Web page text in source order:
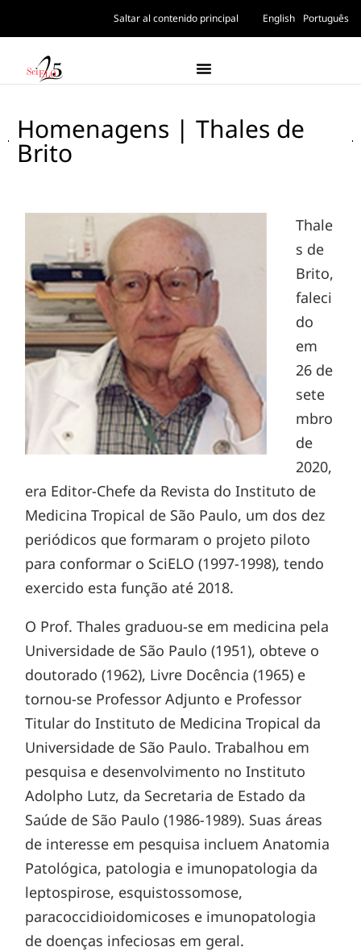
Saltar al contenido principal English Português
Homenagens | Thales de
Brito
Thale
s de
Brito,
faleci
do
em
26 de
sete
mbro
de
2020,
era Editor-Chefe da Revista do Instituto de
Medicina Tropical de São Paulo, um dos dez
periódicos que formaram o projeto piloto
para conformar o SciELO (1997-1998), tendo
exercido esta função até 2018.
O Prof. Thales graduou-se em medicina pela
Universidade de São Paulo (1951), obteve o
doutorado (1962), Livre Docência (1965) e
tornou-se Professor Adjunto e Professor
Titular do Instituto de Medicina Tropical da
Universidade de São Paulo. Trabalhou em
pesquisa e desenvolvimento no Instituto
Adolpho Lutz, da Secretaria de Estado da
Saúde de São Paulo (1986-1989). Suas áreas
de interesse em pesquisa incluem Anatomia
Patológica, patologia e imunopatologia da
leptospirose, esquistossomose,
paracoccidioidomicoses e imunopatologia
de doenças infeciosas em geral.